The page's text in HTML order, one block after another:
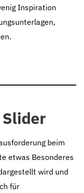
Inspiration
beim
etwas Besonderes
wird und
für